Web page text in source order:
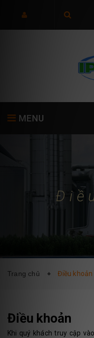
MENU
BLOG
Trang chủ Điều khoản
Điều khoản
Khi quý khách truy cập